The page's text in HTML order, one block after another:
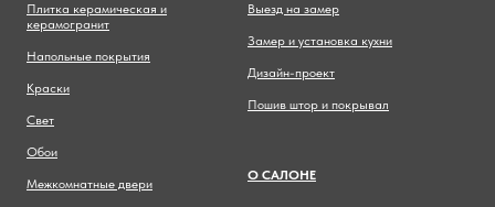
Плитка керамическая и
керамогранит
Напольные покрытия
Краски
Свет
Обои
Межкомнатные двери
Выезд на замер
Замер и установка кухни
Дизайн-проект
Пошив штор и покрывал
О САЛОНЕ